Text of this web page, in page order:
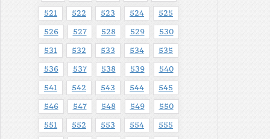
521 522 523 524 525
526 527 528 529 530
531 532 533 534 535
536 537 538 539 540
541 542 543 544 545
546 547 548 549 550
551 552 553 554 555